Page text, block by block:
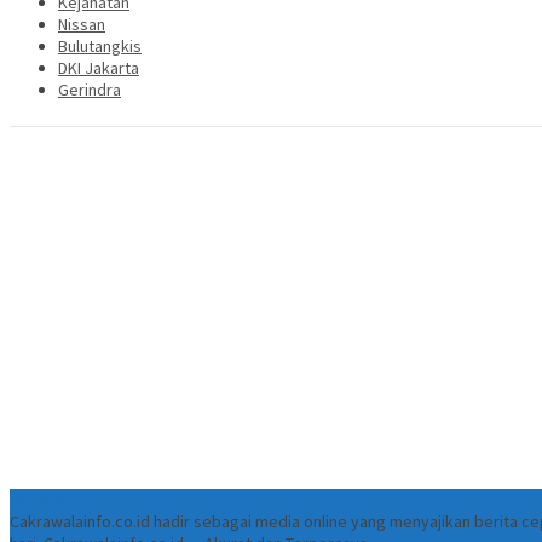
Nissan
Bulutangkis
DKI Jakarta
Gerindra
Cakrawalainfo.co.id hadir sebagai media online yang menyajikan berita